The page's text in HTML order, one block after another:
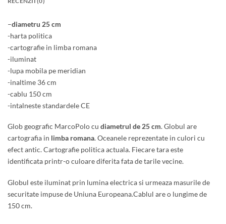
–diametru 25 cm
-harta politica
-cartografie in limba romana
-iluminat
-lupa mobila pe meridian
-inaltime 36 cm
-cablu 150 cm
-intalneste standardele CE
Glob geografic MarcoPolo cu diametrul de 25 cm. Globul are
cartografia in limba romana. Oceanele reprezentate in culori cu
efect antic. Cartografie politica actuala. Fiecare tara este
identificata printr-o culoare diferita fata de tarile vecine.
Globul este iluminat prin lumina electrica si urmeaza masurile de
securitate impuse de Uniuna Europeana.Cablul are o lungime de
150 cm.